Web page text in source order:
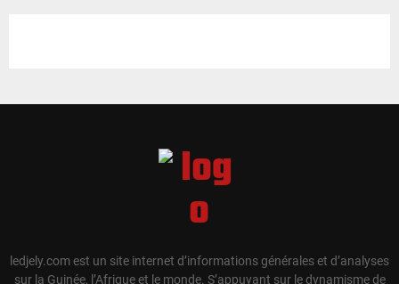
ledjely.com est un site internet d’informations générales et d’analyses
sur la Guinée, l’Afrique et le monde. S’appuyant sur le dynamisme de